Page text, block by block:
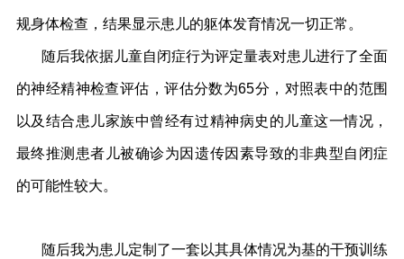
规身体检查，结果显示患儿的躯体发育情况一切正常。
随后我依据儿童自闭症行为评定量表对患儿进行了全面
的神经精神检查评估，评估分数为65分，对照表中的范围
以及结合患儿家族中曾经有过精神病史的儿童这一情况，
最终推测患者儿被确诊为因遗传因素导致的非典型自闭症
的可能性较大。
随后我为患儿定制了一套以其具体情况为基的干预训练